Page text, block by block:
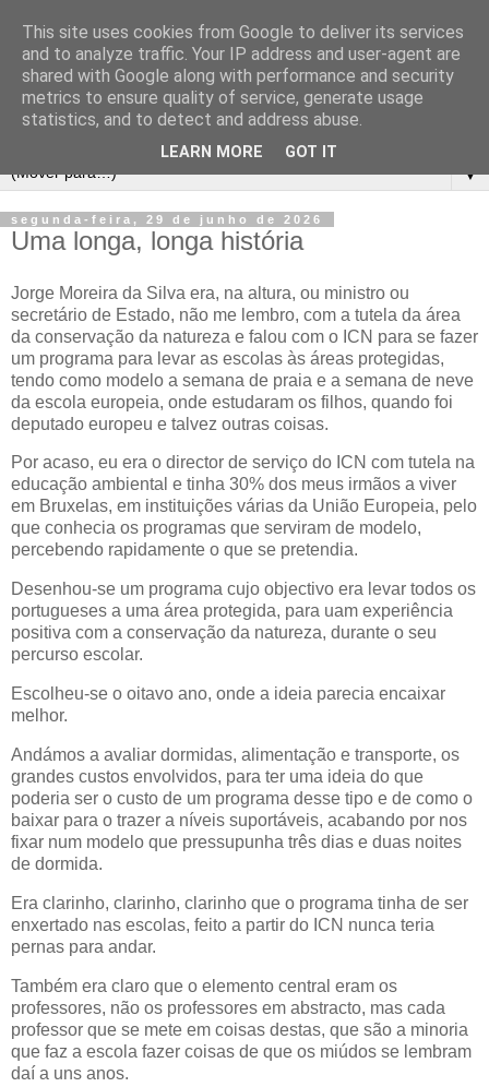
▼
segunda-feira, 29 de junho de 2026
Uma longa, longa história
Jorge Moreira da Silva era, na altura, ou ministro ou
secretário de Estado, não me lembro, com a tutela da área
da conservação da natureza e falou com o ICN para se fazer
um programa para levar as escolas às áreas protegidas,
tendo como modelo a semana de praia e a semana de neve
da escola europeia, onde estudaram os filhos, quando foi
deputado europeu e talvez outras coisas.
Por acaso, eu era o director de serviço do ICN com tutela na
educação ambiental e tinha 30% dos meus irmãos a viver
em Bruxelas, em instituições várias da União Europeia, pelo
que conhecia os programas que serviram de modelo,
percebendo rapidamente o que se pretendia.
Desenhou-se um programa cujo objectivo era levar todos os
portugueses a uma área protegida, para uam experiência
positiva com a conservação da natureza, durante o seu
percurso escolar.
Escolheu-se o oitavo ano, onde a ideia parecia encaixar
melhor.
Andámos a avaliar dormidas, alimentação e transporte, os
grandes custos envolvidos, para ter uma ideia do que
poderia ser o custo de um programa desse tipo e de como o
baixar para o trazer a níveis suportáveis, acabando por nos
fixar num modelo que pressupunha três dias e duas noites
de dormida.
Era clarinho, clarinho, clarinho que o programa tinha de ser
enxertado nas escolas, feito a partir do ICN nunca teria
pernas para andar.
Também era claro que o elemento central eram os
professores, não os professores em abstracto, mas cada
professor que se mete em coisas destas, que são a minoria
que faz a escola fazer coisas de que os miúdos se lembram
daí a uns anos.
This site uses cookies from Google to deliver its services
and to analyze traffic. Your IP address and user-agent are
shared with Google along with performance and security
metrics to ensure quality of service, generate usage
statistics, and to detect and address abuse.
LEARN MORE GOT IT